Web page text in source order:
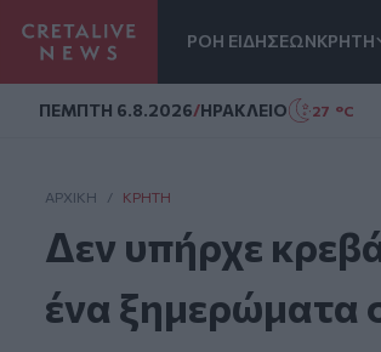
ΡΟΗ ΕΙΔΗΣΕΩΝΚΡΗΤΗ
ΠΕΜΠΤΗ 6.8.2026/ΗΡΑΚΛΕΙΟ 27 °C
ΑΡΧΙΚΗ / ΚΡΉΤΗ
Δεν υπήρχε
ένα ξημερώματα